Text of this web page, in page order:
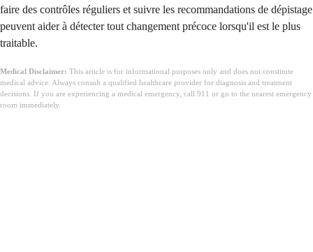
faire des contrôles réguliers et suivre les recommandations de dépistage
peuvent aider à détecter tout changement précoce lorsqu'il est le plus
traitable.
Medical Disclaimer: This article is for informational purposes only and does not constitute
medical advice. Always consult a qualified healthcare provider for diagnosis and treatment
decisions. If you are experiencing a medical emergency, call 911 or go to the nearest emergency
room immediately.